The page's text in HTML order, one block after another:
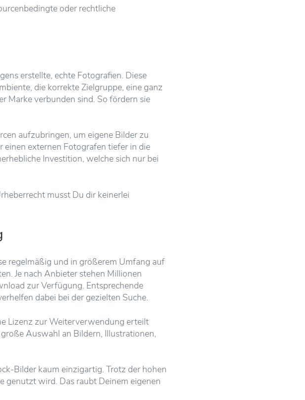
oder rechtliche
erstellte, echte Fotografien. Diese
die korrekte Zielgruppe, eine ganz
Marke verbunden sind. So fördern sie
aufzubringen, um eigene Bilder zu
einen externen Fotografen tiefer in die
Investition, welche sich nur bei
musst Du dir keinerlei
regelmäßig und in größerem Umfang auf
Je nach Anbieter stehen Millionen
zur Verfügung. Entsprechende
dabei bei der gezielten Suche.
Lizenz zur Weiterverwendung erteilt
Auswahl an Bildern, Illustrationen,
Bilder kaum einzigartig. Trotz der hohen
genutzt wird. Das raubt Deinem eigenen